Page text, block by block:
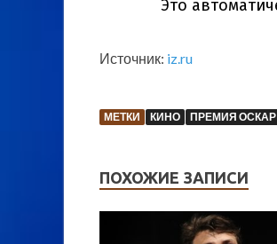
Источник: iz.ru
МЕТКИ КИНО ПРЕМИЯ ОСКАР
ПОХОЖИЕ ЗАПИСИ